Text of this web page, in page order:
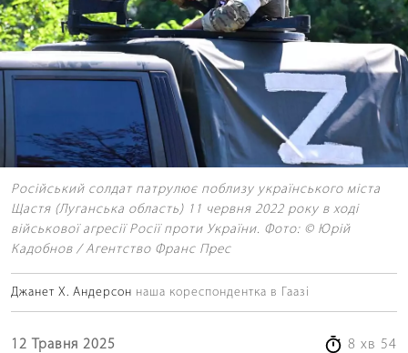
Російський солдат патрулює поблизу українського міста
Щастя (Луганська область) 11 червня 2022 року в ході
військової агресії Росії проти України. Фото: © Юрій
Кадобнов / Агентство Франс Прес
Джанет Х. Андерсон наша кореспондентка в Гаазі
12 Травня 2025 8 хв 54